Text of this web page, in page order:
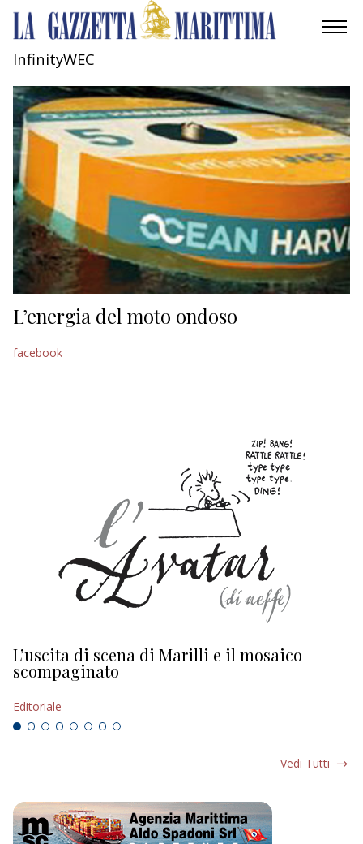
AMBIENTE
MOBILITÀ
INDUSTRIA
RICERCA
ECONOMIA
TURISMO
CULTURA
NAUTICA
InfinityWEC
L’energia del moto ondoso
facebook
L’uscita di scena di Marilli e il mosaico
scompaginato
Editoriale
Vedi Tutti